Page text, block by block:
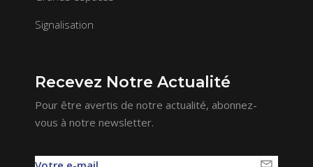
Signalisation
Recevez Notre Actualité
Pour être avertis de notre actualité, abonnez-
vous à notre newsletter.